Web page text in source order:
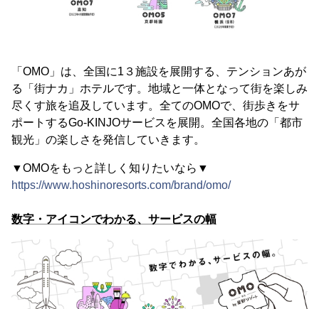
「OMO」は、全国に1３施設を展開する、テンションあが
る「街ナカ」ホテルです。地域と一体となって街を楽しみ
尽くす旅を追及しています。全てのOMOで、街歩きをサ
ポートするGo-KINJOサービスを展開。全国各地の「都市
観光」の楽しさを発信していきます。
▼OMOをもっと詳しく知りたいなら▼
https://www.hoshinoresorts.com/brand/omo/
数字・アイコンでわかる、サービスの幅